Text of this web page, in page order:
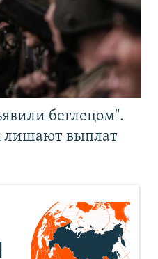
беглецом".
лишают выплат